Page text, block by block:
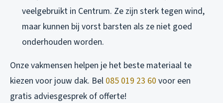
veelgebruikt in Centrum. Ze zijn sterk tegen wind,
maar kunnen bij vorst barsten als ze niet goed
onderhouden worden.
Onze vakmensen helpen je het beste materiaal te
kiezen voor jouw dak. Bel 085 019 23 60 voor een
gratis adviesgesprek of offerte!